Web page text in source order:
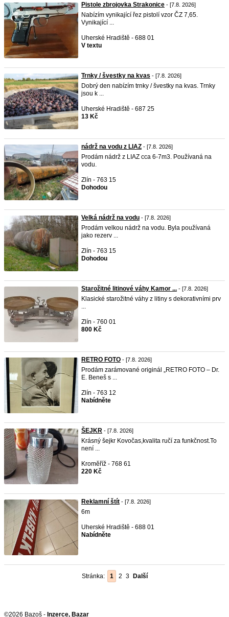
Pistole zbrojovka Strakonice - [7.8. 2026]
Nabízím vynikající řez pistolí vzor ČZ 7,65.
Vynikající ...
Uherské Hradiště - 688 01
V textu
Trnky / švestky na kvas - [7.8. 2026]
Dobrý den nabízím trnky / švestky na kvas. Trnky
jsou k ...
Uherské Hradiště - 687 25
13 Kč
nádrž na vodu z LIAZ - [7.8. 2026]
Prodám nádrž z LIAZ cca 6-7m3. Používaná na
vodu.
Zlín - 763 15
Dohodou
Velká nádrž na vodu - [7.8. 2026]
Prodám velkou nádrž na vodu. Byla používaná
jako rezerv ...
Zlín - 763 15
Dohodou
Starožitné litinové váhy Kamor ... - [7.8. 2026]
Klasické starožitné váhy z litiny s dekorativními prv
...
Zlín - 760 01
800 Kč
RETRO FOTO - [7.8. 2026]
Prodám zarámované originál „RETRO FOTO – Dr.
E. Beneš s ...
Zlín - 763 12
Nabídněte
ŠEJKR - [7.8. 2026]
Krásný šejkr Kovočas,kvalita ručí za funkčnost.To
není ...
Kroměříž - 768 61
220 Kč
Reklamní štít - [7.8. 2026]
6m
Uherské Hradiště - 688 01
Nabídněte
Stránka: 1 2 3 Další
©2026 Bazoš - Inzerce, Bazar